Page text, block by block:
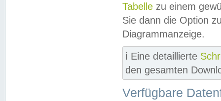
Tabelle zu einem
Sie dann die Option
Diagrammanzeige.
ℹ️ Eine detaillierte
den gesamten
Verfügbare